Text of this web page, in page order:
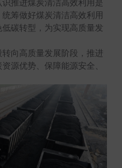
筹做好煤炭清洁高效利用
碳转型，为实现高质量发
向高质量发展阶段，推进
源优势、保障能源安全、